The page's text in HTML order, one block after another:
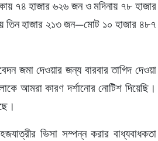
৭৪ হাজার ৬২৬ জন ও মদিনায় ৭৮ হাজার
তিন হাজার ২১৩ জন—মোট ১০ হাজার ৪৮৭
জমা দেওয়ার জন্য বারবার তাগিদ দেওয়া
আমরা কারণ দর্শানোর নোটিশ দিয়েছি।
ভিসা সম্পন্ন করার বাধ্যবাধকতা